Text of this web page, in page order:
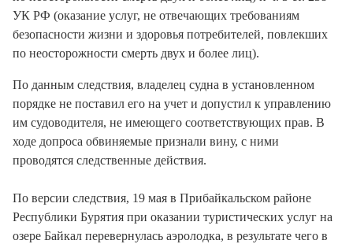
УК РФ (оказание услуг, не отвечающих требованиям
безопасности жизни и здоровья потребителей, повлекших
по неосторожности смерть двух и более лиц).
По данным следствия, владелец судна в установленном
порядке не поставил его на учет и допустил к управлению
им судоводителя, не имеющего соответствующих прав. В
ходе допроса обвиняемые признали вину, с ними
проводятся следственные действия.
По версии следствия, 19 мая в Прибайкальском районе
Республики Бурятия при оказании туристических услуг на
озере Байкал перевернулась аэролодка, в результате чего в